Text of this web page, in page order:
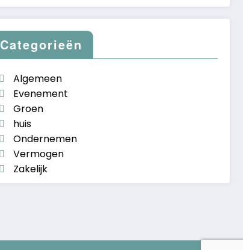
Categorieën
Algemeen
Evenement
Groen
huis
Ondernemen
Vermogen
Zakelijk